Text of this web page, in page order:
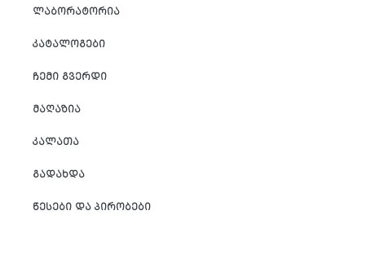
ᲚᲐᲑᲝᲠᲐᲢᲝᲠᲘᲐ
ᲙᲐᲢᲐᲚᲝᲒᲔᲑᲘ
ᲩᲔᲛᲘ ᲒᲕᲔᲠᲓᲘ
ᲛᲐᲦᲐᲖᲘᲐ
ᲙᲐᲚᲐᲗᲐ
ᲒᲐᲓᲐᲮᲓᲐ
ᲬᲔᲡᲔᲑᲘ ᲓᲐ ᲞᲘᲠᲝᲑᲔᲑᲘ